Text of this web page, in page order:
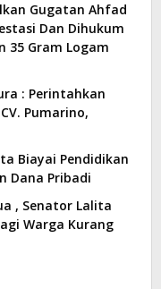
Gugatan Ahfad
Dan Dihukum
35 Gram Logam
: Perintahkan
Pumarino,
Biayai Pendidikan
Dana Pribadi
, Senator Lalita
Warga Kurang